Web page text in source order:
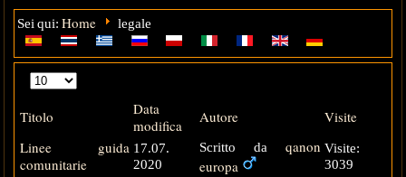
Sei qui:Home legale
Visualizza
Titolo
Data
modifica
Autore
Visite
Linee guida
comunitarie
17.07.
2020
Scritto daqanon
europa
Visite:
3039